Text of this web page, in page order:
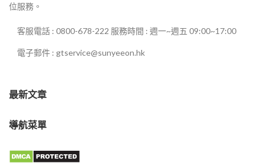
位服務。
客服電話 : 0800-678-222 服務時間 : 週一~週五 09:00~17:00
電子郵件 : gtservice@sunyeeon.hk
最新文章
導航菜單